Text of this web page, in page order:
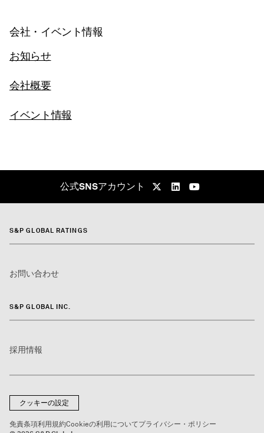
会社・イベント情報
お知らせ
会社概要
イベント情報
公式SNSアカウント
S&P GLOBAL RATINGS
お問い合わせ
S&P GLOBAL INC.
採用情報
クッキーの設定
免責条項利用規約Cookieの利用についてプライバシー・ポリシー